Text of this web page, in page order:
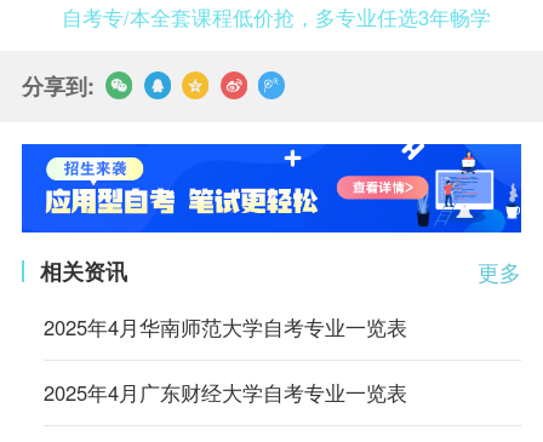
自考专/本全套课程低价抢，多专业任选3年畅学
分享到:
更多
相关资讯
2025年4月华南师范大学自考专业一览表
2025年4月广东财经大学自考专业一览表